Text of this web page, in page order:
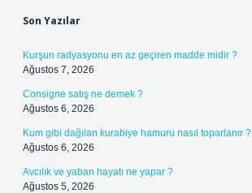
Son Yazılar
Kurşun radyasyonu en az geçiren madde midir ?
Ağustos 7, 2026
Consigne satış ne demek ?
Ağustos 6, 2026
Kum gibi dağılan kurabiye hamuru nasıl toparlanır ?
Ağustos 6, 2026
Avcılık ve yaban hayatı ne yapar ?
Ağustos 5, 2026